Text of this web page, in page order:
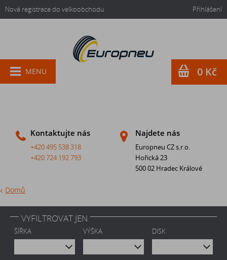
Nová registrace do velkoobchodu Přihlášení
Kontaktujte nás
+420 495 538 318
+420 724 192 793
Najdete nás
Europneu CZ s.r.o.
Hořická 23
500 02 Hradec Králové
MENU 0 Kč
Domů
VYFILTROVAT JEN
ŠÍŘKA VÝŠKA DISK